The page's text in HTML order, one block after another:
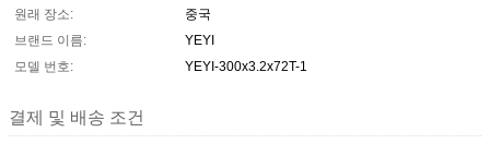
원래 장소:
중국
브랜드 이름:
YEYI
모델 번호:
YEYI-300x3.2x72T-1
결제 및 배송 조건